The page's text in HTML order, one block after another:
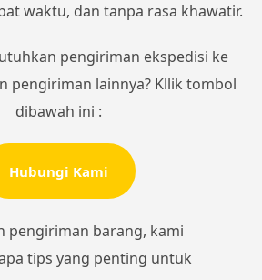
waktu, dan tanpa rasa khawatir.
pengiriman ekspedisi ke
pengiriman lainnya? Kllik tombol
dibawah ini :
Hubungi Kami
pengiriman barang, kami
tips yang penting untuk